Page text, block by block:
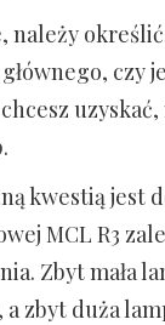
należy
czy
kwestią jest
MCL R3
Zbyt mała
zbyt duża